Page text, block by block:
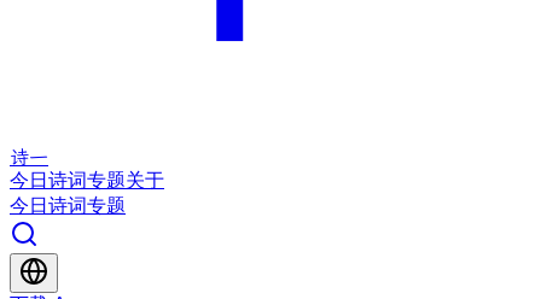
诗一
今日 诗词专题关于
今日 诗词专题